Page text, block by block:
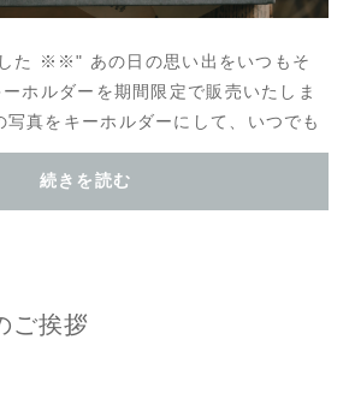
た ※※" あの日の思い出をいつもそ
ホルダーを期間限定で販売いたしま
写真をキーホルダーにして、いつでも
」チャームは優し...
続きを読む
ご挨拶